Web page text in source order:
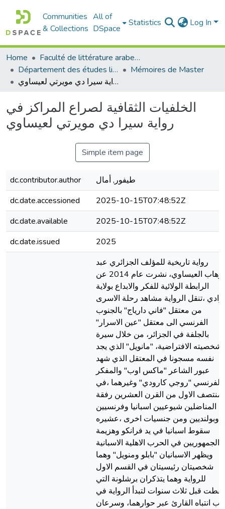
Communities
& Collections
All of
DSpace
Statistics Log In
Home
Faculté de littérature arabe et des arts
Département des études littéraires et critiques
Mémoires de Master
الخلفيات الثقافية لصراع المراكز في رواية سيرا دي مويرتي لعيساوي
الخلفيات الثقافية لصراع المراكز في
رواية سيرا دي مويرتي لعيساوي
Simple item page
dc.contributor.author
طيفور, أمال
dc.date.accessioned
2025-10-15T07:48:52Z
dc.date.available
2025-10-15T07:48:52Z
dc.date.issued
2025
رواية تاريخية للمؤلف الجزائري عبد
الوهاب العيساوي، نشرت عام 2014 عن
الرابطة الولائية للفكر والابداع بولاية
،تنقل الرواية مشاهد رحلة الاسرى
من معتقل "فاني دارياج" بالجنوب
الفرنسي الى معتقل "عين الاسرار"
بالجلفة في الجزائر، من خلال سيرة
شخصيته الافتراضية، "مانويل" الذي يجد
نفسه مسجونا في المعتقل الذي شهد
عبور الشاعر "ماكس اوب" والمفكر
الفرنسي "روجي كارودي" وغيرهما ،في
الاول من القرن العشرين رفقة
المناضلين شيوعيين اسبانيا وفرنسيين
وبولنديين ومن جنسيات اخرى ،عشيره
سقوط اسبانيا في يد فرانكو وهزيمة
الجمهوريين في الحرب الاهلية الاسبانية
ويظهر الاسبانيان "بابلو ومنويل" وهما
شخصيتان رئيسيتان في القسم الاول
للرواية وهما يتذكران برشلونة التي
قبل ثلاث سنوات لتبدأ الرواية في
انتباه القارئ عبر حوارهما، وسرعان